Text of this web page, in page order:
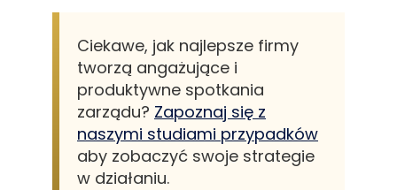
Ciekawe, jak najlepsze firmy
tworzą angażujące i
produktywne spotkania
zarządu? Zapoznaj się z
naszymi studiami przypadków
aby zobaczyć swoje strategie
w działaniu.